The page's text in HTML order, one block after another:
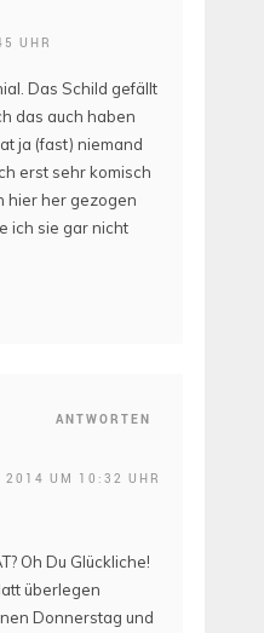
UHR
Das Schild gefällt
das auch haben
ja (fast) niemand
erst sehr komisch
hier her gezogen
ich sie gar nicht
ANTWORTEN
UM 10:32 UHR
Oh Du Glückliche!
überlegen
Donnerstag und